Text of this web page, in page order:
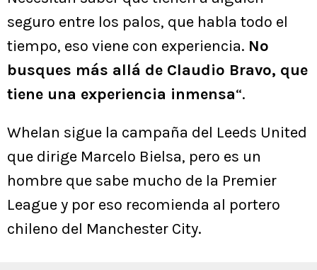
seguro entre los palos, que habla todo el
tiempo, eso viene con experiencia. No
busques más allá de Claudio Bravo, que
tiene una experiencia inmensa“.
Whelan sigue la campaña del Leeds United
que dirige Marcelo Bielsa, pero es un
hombre que sabe mucho de la Premier
League y por eso recomienda al portero
chileno del Manchester City.